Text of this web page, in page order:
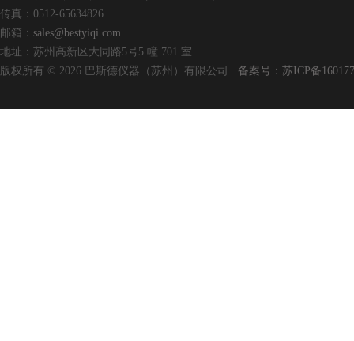
传真：0512-65634826
邮箱： sales@bestyiqi.com
地址：苏州高新区大同路5号5 幢 701 室
版权所有 © 2026 巴斯德仪器（苏州）有限公司 备案号：苏ICP备